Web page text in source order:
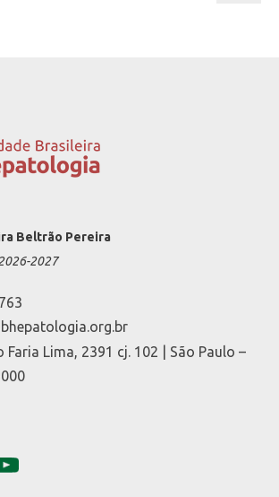
Beltrão Pereira
2027
Faria Lima, 2391 cj. 102 | São Paulo –